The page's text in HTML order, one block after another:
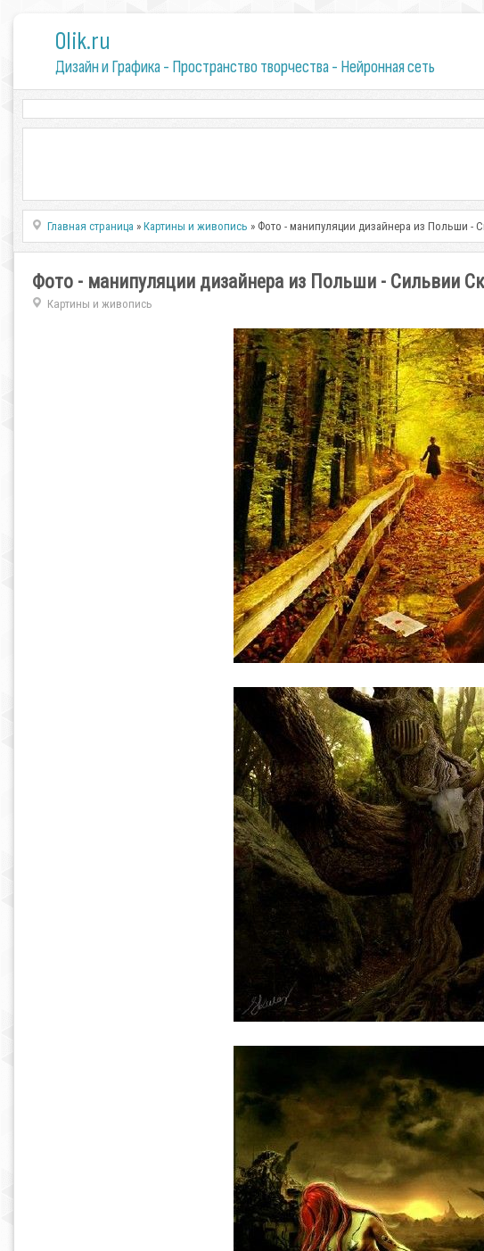
0lik.ru
Дизайн и Графика - Пространство творчества - Нейронная сеть
Главная страница »Картины и живопись » Фото - манипуляции дизайнера из Польши -
Фото - манипуляции дизайнера из Польши - Сильвии
Картины и живопись